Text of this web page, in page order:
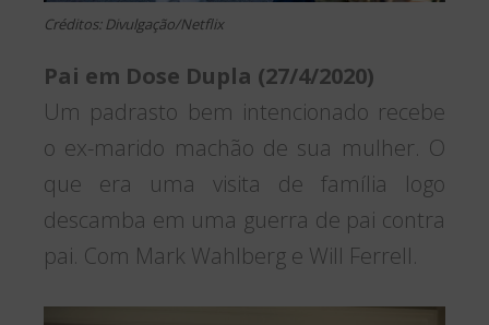
Créditos: Divulgação/Netflix
Pai em Dose Dupla (27/4/2020)
Um padrasto bem intencionado recebe
o ex-marido machão de sua mulher. O
que era uma visita de família logo
descamba em uma guerra de pai contra
pai. Com Mark Wahlberg e Will Ferrell.